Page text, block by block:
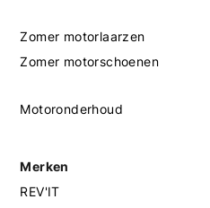
Zomer motorlaarzen
Zomer motorschoenen
Motoronderhoud
Merken
REV'IT